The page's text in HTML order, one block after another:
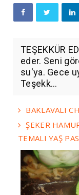
TEŞEKKÜR
eder. Seni
su'ya. Gece
Teşekk...
BAKLAVALI
ŞEKER
TEMALI YAŞ